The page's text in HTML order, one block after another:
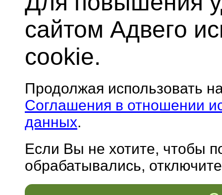
сайтом Адвего
cookie.
Продолжая использовать
Соглашения в отношении
данных.
Если Вы не хотите, чтобы
обрабатывались,